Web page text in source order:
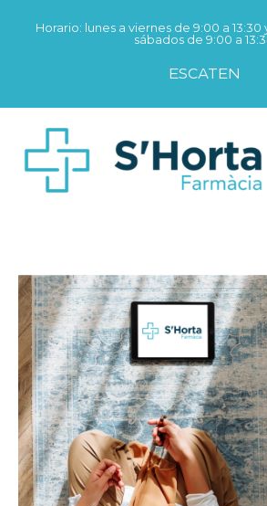
Horario: lunes a viernes de 9:00 a 13:30
sábados de 9:00 a
ESCAT EN